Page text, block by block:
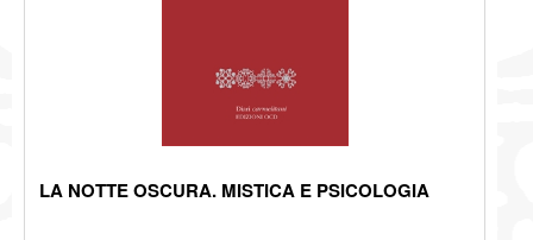
LA NOTTE OSCURA. MISTICA E PSICOLOGIA